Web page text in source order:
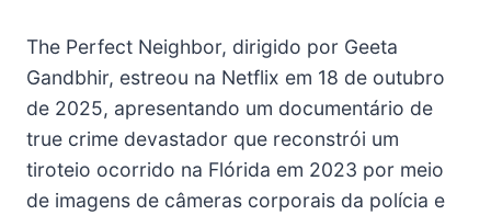
The Perfect Neighbor, dirigido por Geeta
Gandbhir, estreou na Netflix em 18 de outubro
de 2025, apresentando um documentário de
true crime devastador que reconstrói um
tiroteio ocorrido na Flórida em 2023 por meio
de imagens de câmeras corporais da polícia e